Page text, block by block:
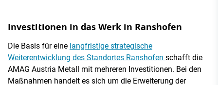
Investitionen in das Werk in Ranshofen
Die Basis für eine langfristige strategische
Weiterentwicklung des Standortes Ranshofen schafft die
AMAG Austria Metall mit mehreren Investitionen. Bei den
Maßnahmen handelt es sich um die Erweiterung der